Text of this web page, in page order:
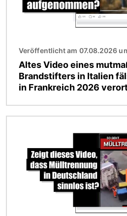
Veröffentlicht am 07.08.2026
Altes Video eines
Brandstifters in Italien
in Frankreich 2026